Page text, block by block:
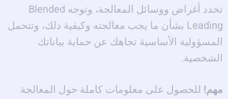
تحدد أغراض ووسائل المعالجة، وتوجه Blended
Leading بشأن ما يجب معالجته وكيفية ذلك، وتتحمل
المسؤولية الأساسية تجاهك عن حماية بياناتك
الشخصية.
مهم! للحصول على معلومات كاملة حول المعالجة